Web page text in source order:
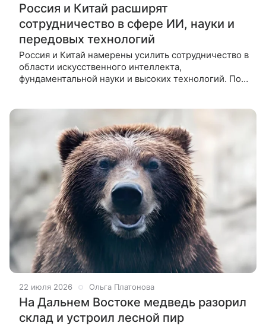
Россия и Китай расширят
сотрудничество в сфере ИИ, науки и
передовых технологий
Россия и Китай намерены усилить сотрудничество в
области искусственного интеллекта,
фундаментальной науки и высоких технологий. По
22 июля 2026 Ольга Платонова
На Дальнем Востоке медведь разорил
склад и устроил лесной пир